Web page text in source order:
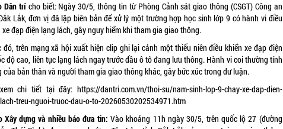
Dân trí cho biết: Ngày 30/5, thông tin từ Phòng Cảnh sát giao thông (CSGT) Công an
Lắk, đơn vị đã lập biên bản để xử lý một trường hợp học sinh lớp 9 có hành vi điều
xe đạp điện lạng lách, gây nguy hiểm khi tham gia giao thông.
đó, trên mạng xã hội xuất hiện clip ghi lại cảnh một thiếu niên điều khiển xe đạp điện
độ cao, liên tục lạng lách ngay trước đầu ô tô đang lưu thông. Hành vi coi thường tính
của bản thân và người tham gia giao thông khác, gây bức xúc trong dư luận.
chi tiết tại đây: https://dantri.com.vn/thoi-su/nam-sinh-lop-9-chay-xe-dap-dien-
treu-nguoi-truoc-dau-o-to-20260530202534971.htm
Xây dựng và nhiều báo đưa tin: Vào khoảng 11h ngày 30/5, trên quốc lộ 27 (đường